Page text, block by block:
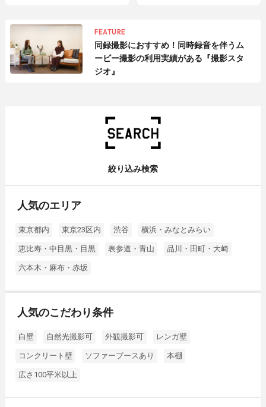
FEATURE
同録撮影におすすめ！同時録音を伴うム
ービー撮影の利用実績がある『撮影スタ
ジオ』
絞り込み検索
人気のエリア
東京都内 東京23区内 渋谷 横浜・みなとみらい
恵比寿・中目黒・目黒 表参道・青山 品川・田町・大崎
六本木・麻布・赤坂
人気のこだわり条件
白壁 自然光撮影可 外観撮影可 レンガ壁
コンクリート壁 ソファーブースあり 本棚
広さ100平米以上